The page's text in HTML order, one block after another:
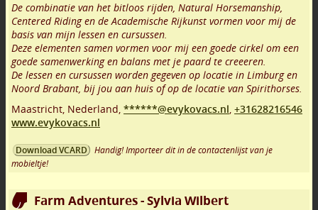
De combinatie van het bitloos rijden, Natural Horsemanship,
Centered Riding en de Academische Rijkunst vormen voor mij de
basis van mijn lessen en cursussen.
Deze elementen samen vormen voor mij een goede cirkel om een
goede samenwerking en balans met je paard te creeeren.
De lessen en cursussen worden gegeven op locatie in Limburg en
Noord Brabant, bij jou aan huis of op de locatie van Spirithorses.
Maastricht, Nederland, ******@evykovacs.nl, +31628216546
www.evykovacs.nl
Download VCARD
Handig! Importeer dit in de contactenlijst van je
mobieltje!
Farm Adventures - Sylvia Wilbert